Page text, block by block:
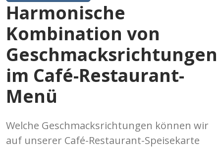
Harmonische
Kombination von
Geschmacksrichtungen
im Café-Restaurant-
Menü
Welche Geschmacksrichtungen können wir
auf unserer Café-Restaurant-Speisekarte